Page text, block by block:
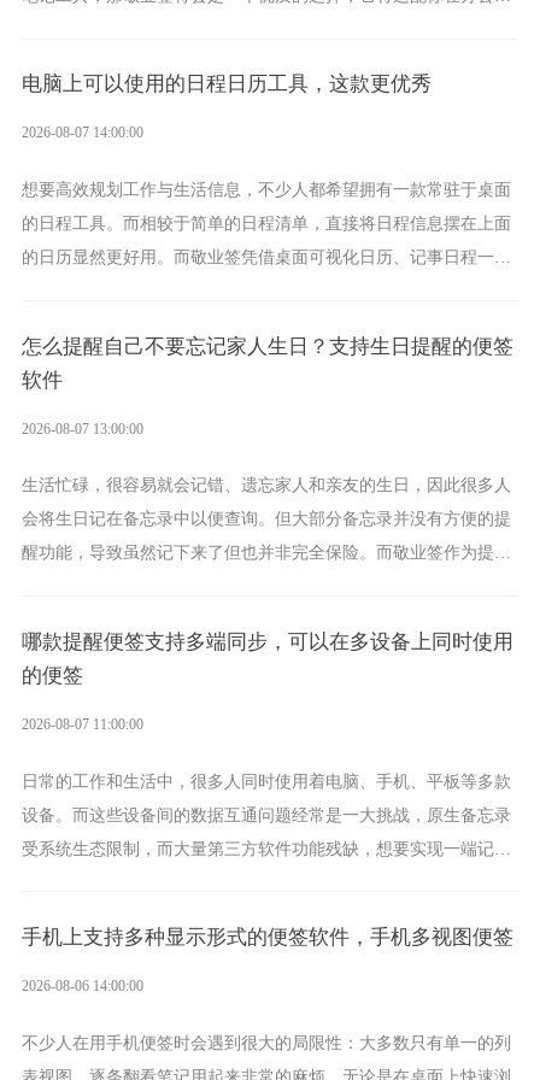
电脑上可以使用的日程日历工具，这款更优秀
2026-08-07 14:00:00
想要高效规划工作与生活信息，不少人都希望拥有一款常驻于桌面
的日程工具。而相较于简单的日程清单，直接将日程信息摆在上面
的日历显然更好用。而敬业签凭借桌面可视化日历、记事日程一体
怎么提醒自己不要忘记家人生日？支持生日提醒的便签
软件
2026-08-07 13:00:00
生活忙碌，很容易就会记错、遗忘家人和亲友的生日，因此很多人
会将生日记在备忘录中以便查询。但大部分备忘录并没有方便的提
醒功能，导致虽然记下来了但也并非完全保险。而敬业签作为提醒
哪款提醒便签支持多端同步，可以在多设备上同时使用
的便签
2026-08-07 11:00:00
日常的工作和生活中，很多人同时使用着电脑、手机、平板等多款
设备。而这些设备间的数据互通问题经常是一大挑战，原生备忘录
受系统生态限制，而大量第三方软件功能残缺，想要实现一端记
手机上支持多种显示形式的便签软件，手机多视图便签
2026-08-06 14:00:00
不少人在用手机便签时会遇到很大的局限性：大多数只有单一的列
表视图，逐条翻看笔记用起来非常的麻烦。无论是在桌面上快速浏